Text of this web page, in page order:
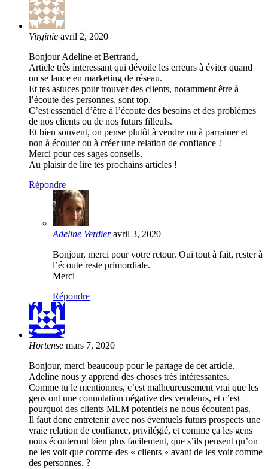
Virginie avril 2, 2020
Bonjour Adeline et Bertrand,
Article très interessant qui dévoile les erreurs à éviter quand
on se lance en marketing de réseau.
Et tes astuces pour trouver des clients, notamment être à
l’écoute des personnes, sont top.
C’est essentiel d’être à l’écoute des besoins et des problèmes
de nos clients ou de nos futurs filleuls.
Et bien souvent, on pense plutôt à vendre ou à parrainer et
non à écouter ou à créer une relation de confiance !
Merci pour ces sages conseils.
Au plaisir de lire tes prochains articles !
Répondre
Adeline Verdier avril 3, 2020
Bonjour, merci pour votre retour. Oui tout à fait, rester à
l’écoute reste primordiale.
Merci
Répondre
Hortense mars 7, 2020
Bonjour, merci beaucoup pour le partage de cet article.
Adeline nous y apprend des choses très intéressantes.
Comme tu le mentionnes, c’est malheureusement vrai que les
gens ont une connotation négative des vendeurs, et c’est
pourquoi des clients MLM potentiels ne nous écoutent pas.
Il faut donc entretenir avec nos éventuels futurs prospects une
vraie relation de confiance, privilégié, et comme ça les gens
nous écouteront bien plus facilement, que s’ils pensent qu’on
ne les voit que comme des « clients » avant de les voir comme
des personnes. ?